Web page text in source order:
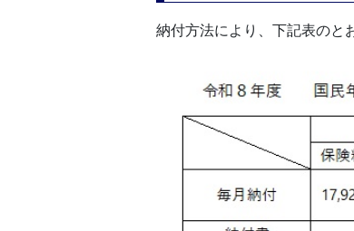
納付方法により、下記表のと